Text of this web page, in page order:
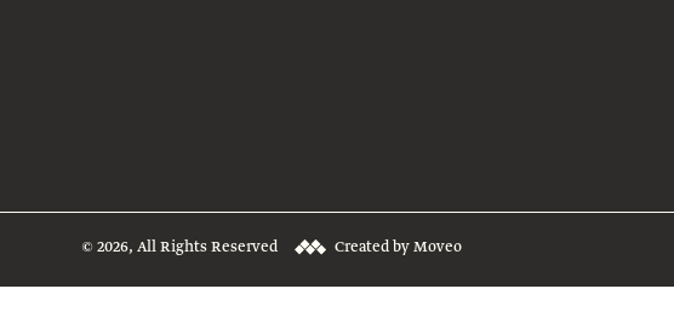
© 2026, All Rights Reserved Created by Moveo